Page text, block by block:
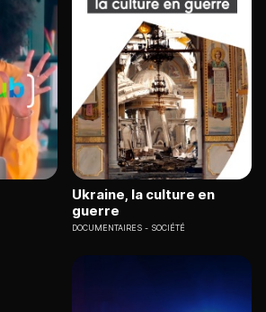
Ukraine, la culture en
guerre
DOCUMENTAIRES SOCIÉTÉ